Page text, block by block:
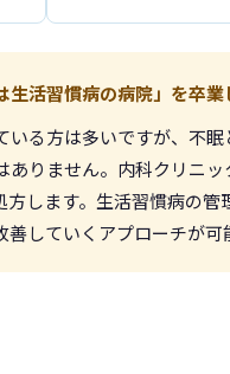
生活習慣病の病院」を卒
る方は多いですが、不眠
ありません。内科クリニ
します。生活習慣病の
していくアプローチが可